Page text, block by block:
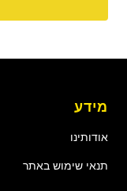
מידע
אודותינו
תנאי שימוש באתר